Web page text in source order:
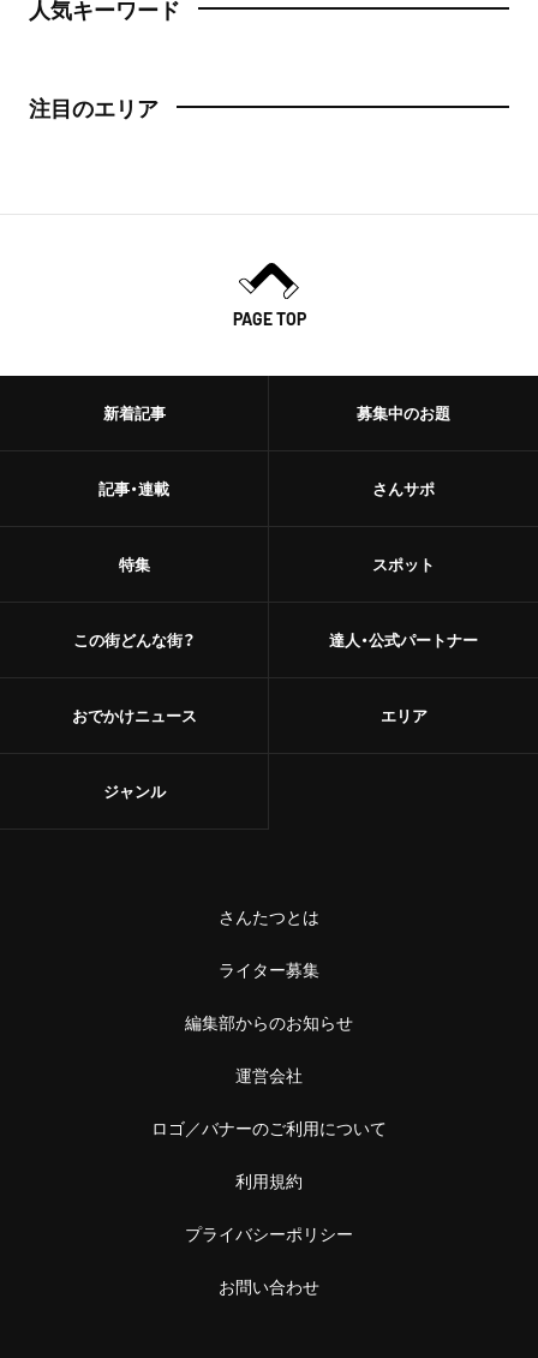
人気キーワード
注目のエリア
PAGE TOP
新着記事
記事・連載
特集
この街どんな街？
おでかけニュース
募集中のお題
さんサポ
スポット
達人・公式パートナー
エリア
ジャンル
さんたつとは
ライター募集
編集部からのお知らせ
運営会社
ロゴ／バナーのご利用について
利用規約
プライバシーポリシー
お問い合わせ